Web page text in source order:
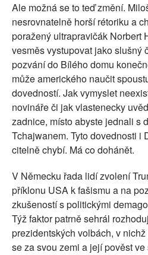
Ale možná se to teď změní.
nesrovnatelně horší rétoriku a
poražený ultrapravičák Norbert
vesměs vystupovat jako slušný
pozvání do Bílého domu
může amerického naučit
dovedností. Jak vymyslet
novináře či jak vlastenecky
zadnice, místo abyste jednali s
Tchajwanem. Tyto dovednosti i
citelně chybí. Má co dohánět.
V Německu řada lidí zvolení
příklonu USA k fašismu a na
zkušeností s politickými
Týž faktor patrně sehrál
prezidentských volbách, v
se za svou zemi a její pověst ve